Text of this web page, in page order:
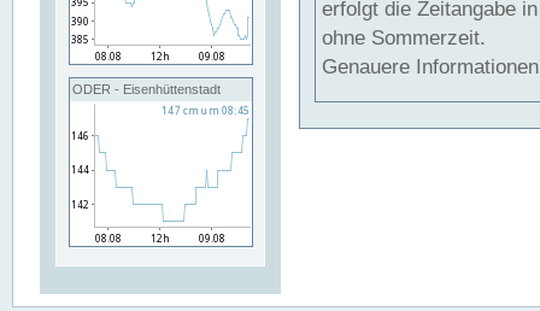
ODER - Eisenhüttenstadt
erfolgt die Zeitangabe
ohne Sommerzeit.
Genauere